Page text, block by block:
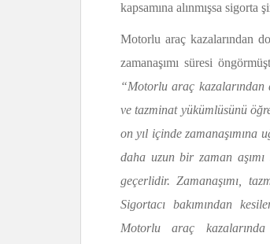
kapsamına alınmışsa sigorta
Motorlu araç kazalarından
zamanaşımı süresi
“Motorlu araç
ve tazminat yükümlüsünü
on yıl içinde
daha uzun bir zaman
geçerlidir. Zamanaşımı,
Sigortacı bakımından
Motorlu araç